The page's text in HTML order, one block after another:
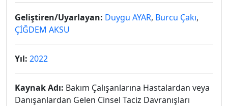
Geliştiren/Uyarlayan: Duygu AYAR, Burcu Çakı,
ÇİĞDEM AKSU
Yıl: 2022
Kaynak Adı: Bakım Çalışanlarına Hastalardan veya
Danışanlardan Gelen Cinsel Taciz Davranışları